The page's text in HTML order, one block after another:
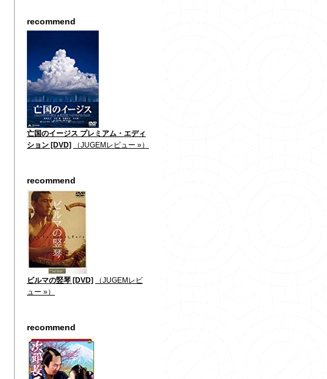
recommend
亡国のイージス プレミアム・エディ
ション [DVD]
（JUGEMレビュー »）
recommend
ビルマの竪琴 [DVD]
（JUGEMレビ
ュー »）
recommend